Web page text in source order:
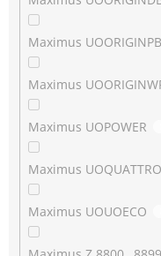
Maximus UOORIGINPB
Maximus
Maximus UOPOWER
Maximus UOQUATTRO
Maximus UOUOECO